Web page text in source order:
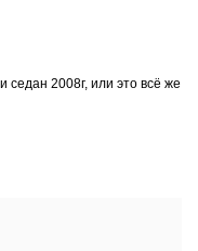
седан 2008г, или это всё же